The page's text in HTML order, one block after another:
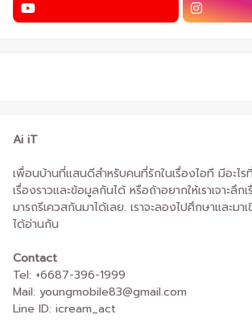
Ai iT
เพื่อนบ้านที่แสนดีสำหรับคนที่รักในเรื่องไอที มีอะไ
เรื่องราวและข้อมูลกันได้ หรือถ้าอยากให้เราเจาะลึก
มารถรีเควสกันมาได้เลย. เราจะลองไปศึกษาและมา
ได้อ่านกัน
Contact
Tel: +6687-396-1999
Mail: youngmobile83@gmail.com
Line ID: icream_act